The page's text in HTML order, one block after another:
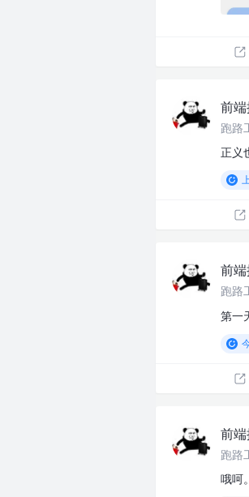
前端
跑路
正义
前端
跑路
第一
前端
跑路
哦呵